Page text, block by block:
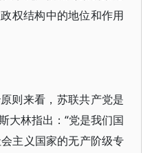
权结构中的地位和作用
则来看，苏联共产党是
大林指出：“党是我们国
主义国家的无产阶级专